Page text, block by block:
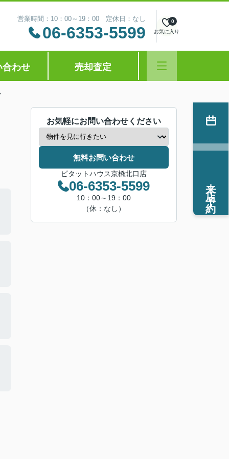
営業時間：10：00～19：00 定休日：なし
06-6353-5599 お気に入り
0
合わせ 売却査定
お気軽にお問い合わせください
無料お問い合わせ
ピタットハウス京橋北口店
06-6353-5599
10：00～19：00
（休：なし）
来店予約